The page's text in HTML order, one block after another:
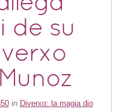
de su
in Diverxo: la magia dio